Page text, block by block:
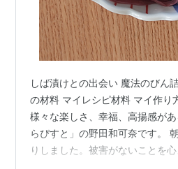
しば漬けとの出会い 魔法のびん
の材料 マイレシピ材料 マイ作り
様々な楽しさ、幸福、高揚感が
らぴすと」の野田和可奈です。
りしました。被害がないことを